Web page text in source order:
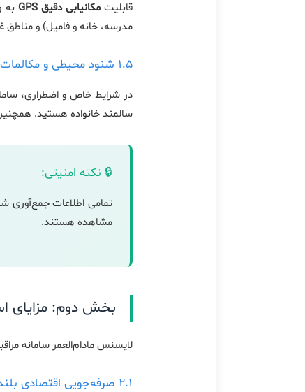
قابلیتمکانیابی دقیق GPS
به
مدرسه، خانه و فامیل) و مناطق
۱.۵ شنود محیطی و مکالمات اضطراری
در شرایط خاص و اضطراری،
سالمند خانواده هستید.
🔒 نکته امنیتی:
تمامی اطلاعات جمع‌آوری
مشاهده هستند.
بخش دوم: مزایای
لایسنس مادام‌العمر سامانه
۲.۱ صرفه‌جویی اقتصادی بلندمدت